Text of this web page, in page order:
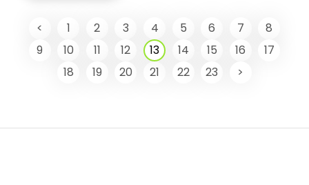
< 1 2 3 4 5 6 7
8
9
10 11 12 13 14 15 16
17
18
19 20 21 22 23 >